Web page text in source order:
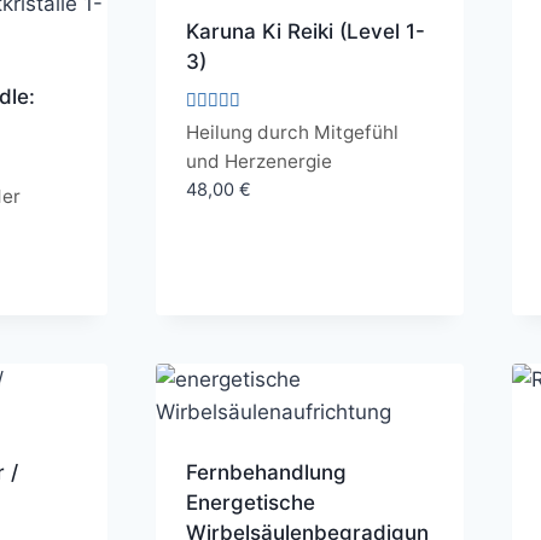
Karuna Ki Reiki (Level 1-
3)
Bewertet
mit
5.00
Heilung durch Mitgefühl
und Herzenergie
48,00 €
/
Fernbehandlung
Energetische
Wirbelsäulenbegradigun